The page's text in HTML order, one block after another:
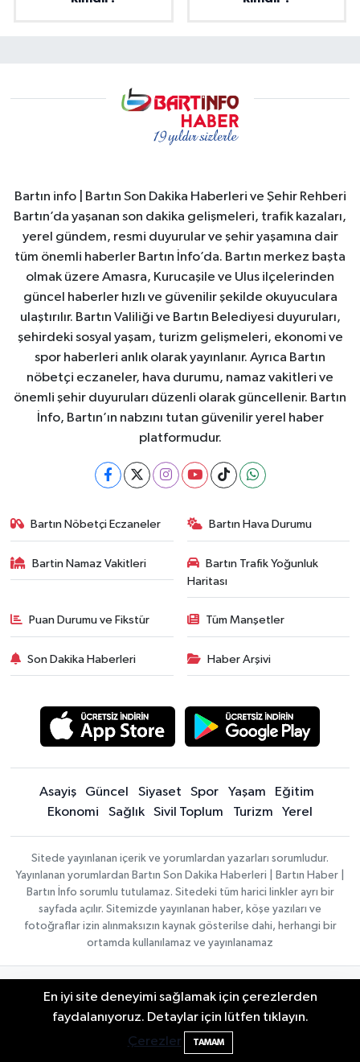
Bartın info | Bartın Son Dakika Haberleri ve Şehir Rehberi
Bartın’da yaşanan son dakika gelişmeleri, trafik kazaları,
yerel gündem, resmi duyurular ve şehir yaşamına dair
tüm önemli haberler Bartın İnfo’da. Bartın merkez başta
olmak üzere Amasra, Kurucaşile ve Ulus ilçelerinden
güncel haberler hızlı ve güvenilir şekilde okuyuculara
ulaştırılır. Bartın Valiliği ve Bartın Belediyesi duyuruları,
şehirdeki sosyal yaşam, turizm gelişmeleri, ekonomi ve
spor haberleri anlık olarak yayınlanır. Ayrıca Bartın
nöbetçi eczaneler, hava durumu, namaz vakitleri ve
önemli şehir duyuruları düzenli olarak güncellenir. Bartın
İnfo, Bartın’ın nabzını tutan güvenilir yerel haber
platformudur.
Bartın Nöbetçi Eczaneler Bartın Hava Durumu
Bartin Namaz Vakitleri
Bartın Trafik Yoğunluk
Haritası
Puan Durumu ve Fikstür Tüm Manşetler
Son Dakika Haberleri Haber Arşivi
Asayiş Güncel Siyaset Spor Yaşam
Eğitim
Ekonomi
Sağlık Sivil Toplum Turizm Yerel
Sitede yayınlanan içerik ve yorumlardan yazarları sorumludur.
Yayınlanan yorumlardan Bartın Son Dakika Haberleri | Bartın Haber |
Bartın İnfo sorumlu tutulamaz. Sitedeki tüm harici linkler ayrı bir
sayfada açılır. Sitemizde yayınlanan haber, köşe yazıları ve
fotoğraflar izin alınmaksızın kaynak gösterilse dahi, herhangi bir
ortamda kullanılamaz ve yayınlanamaz
Siyaset
Yaşam Turizm
Eğitim
Magazin
Künye
Konaklama tesisleri
Bartın Medya
Yazılımı:
Bilişim
En iyi site deneyimi sağlamak için çerezlerden
faydalanıyoruz. Detaylar için lütfen tıklayın.
Çerezler
TAMAM
22:47 Festivalde at yarışında kaza: 2 at öldü, 1